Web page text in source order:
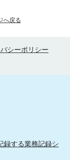
へ戻る
シーポリシー
録する業務記録シ